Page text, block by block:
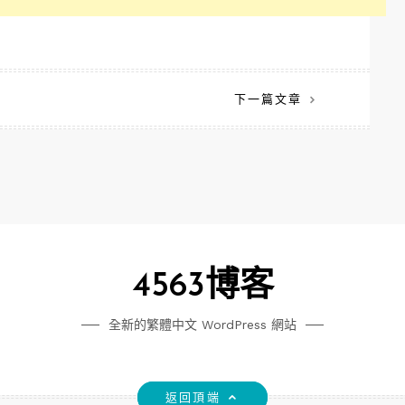
下一篇文章
4563博客
全新的繁體中文 WordPress 網站
返回頂端